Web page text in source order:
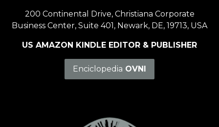
200 Continental Drive, Christiana Corporate
Business Center, Suite 401, Newark, DE, 19713, USA
US AMAZON KINDLE EDITOR & PUBLISHER
Enciclopedia OVNI